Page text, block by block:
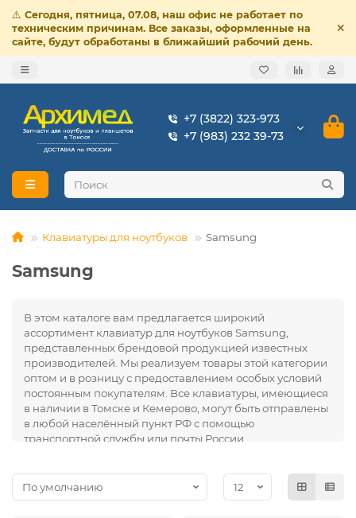
⚠️ Сегодня, пятница, 07.08, наш офис не работает по
техническим причинам. Все заказы, оформленные на
сайте, будут обработаны в ближайший рабочий день.
+7 (3822) 323-973
+7 (983) 232 39-73
Клавиатуры для ноутбуков Samsung
Samsung
В этом каталоге вам предлагается широкий
ассортимент клавиатур для ноутбуков Samsung,
представленных брендовой продукцией известных
производителей. Мы реализуем товары этой категории
оптом и в розницу с предоставлением особых условий
постоянным покупателям. Все клавиатуры, имеющиеся
в наличии в Томске и Кемерово, могут быть отправлены
в любой населённый пункт РФ с помощью
транспортной службы или почты России.